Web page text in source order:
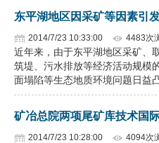
东平湖地区因采矿等因素引
2014/7/23 10:33:00 4483次
近年来，由于东平湖地区采矿、
筑堤、污水排放等经济活动规模
面塌陷等生态地质环境问题日益
矿冶总院两项尾矿库技术国
2014/7/23 10:28:00 4094次